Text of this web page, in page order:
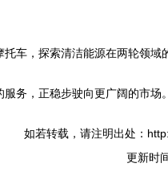
车，探索清洁能源在两轮领域
务，正稳步驶向更广阔的市
如若转载，请注明出处：
更新时